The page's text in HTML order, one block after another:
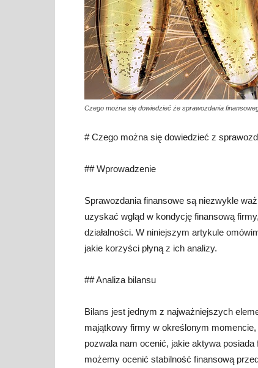
Czego można się dowiedzieć że sprawozdania
# Czego można się dowiedzieć z
## Wprowadzenie
Sprawozdania finansowe są niezwykle
uzyskać wgląd w kondycję finansową
działalności. W niniejszym artykule
jakie korzyści płyną z ich analizy.
## Analiza bilansu
Bilans jest jednym z najważniejszych
majątkowy firmy w określonym
pozwala nam ocenić, jakie aktywa
możemy ocenić stabilność finansową